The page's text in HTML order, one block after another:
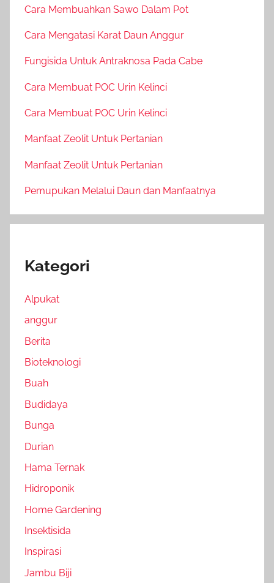
Cara Membuahkan Sawo Dalam Pot
Cara Mengatasi Karat Daun Anggur
Fungisida Untuk Antraknosa Pada Cabe
Cara Membuat POC Urin Kelinci
Cara Membuat POC Urin Kelinci
Manfaat Zeolit Untuk Pertanian
Manfaat Zeolit Untuk Pertanian
Pemupukan Melalui Daun dan Manfaatnya
Kategori
Alpukat
anggur
Berita
Bioteknologi
Buah
Budidaya
Bunga
Durian
Hama Ternak
Hidroponik
Home Gardening
Insektisida
Inspirasi
Jambu Biji